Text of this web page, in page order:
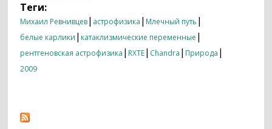
Теги:
Михаил Ревнивцев| астрофизика | Млечный путь |
белые карлики | катаклизмические переменные |
рентгеновская астрофизика | RXTE| Chandra | Природа |
2009